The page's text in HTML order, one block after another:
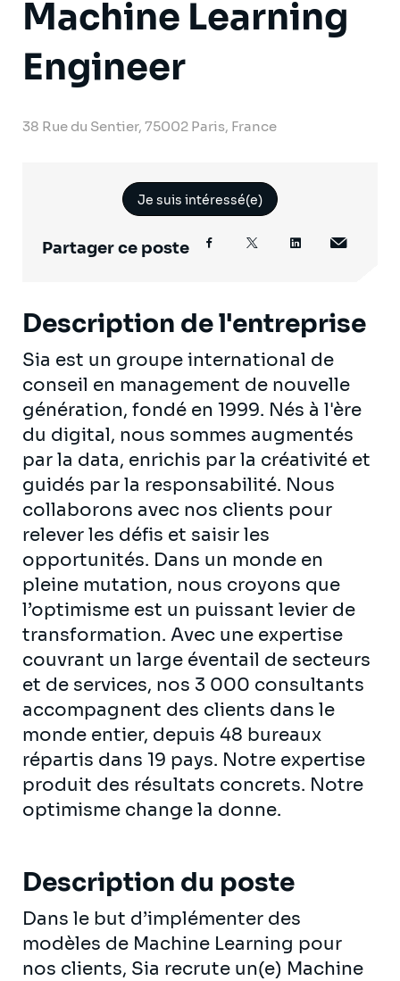
Machine Learning
Engineer
38 Rue du Sentier, 75002 Paris, France
Je suis intéressé(e)
Partager ce poste
Description de l'entreprise
Sia est un groupe international de
conseil en management de nouvelle
génération, fondé en 1999. Nés à l'ère
du digital, nous sommes augmentés
par la data, enrichis par la créativité et
guidés par la responsabilité. Nous
collaborons avec nos clients pour
relever les défis et saisir les
opportunités. Dans un monde en
pleine mutation, nous croyons que
l’optimisme est un puissant levier de
transformation. Avec une expertise
couvrant un large éventail de secteurs
et de services, nos 3 000 consultants
accompagnent des clients dans le
monde entier, depuis 48 bureaux
répartis dans 19 pays. Notre expertise
produit des résultats concrets. Notre
optimisme change la donne.
Description du poste
Dans le but d’implémenter des
modèles de Machine Learning pour
nos clients, Sia recrute un(e) Machine